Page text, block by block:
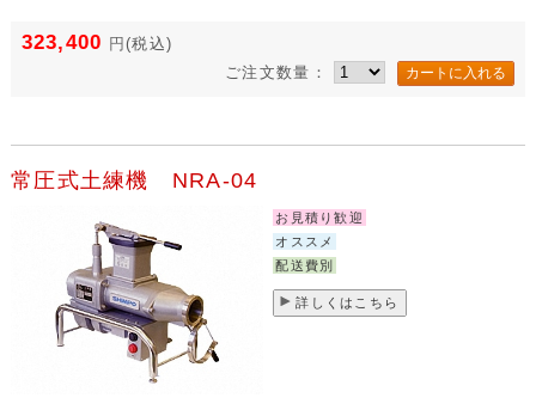
323,400 円(税込)
ご注文数量：
常圧式土練機 NRA-04
お見積り歓迎
オススメ
配送費別
詳しくはこちら